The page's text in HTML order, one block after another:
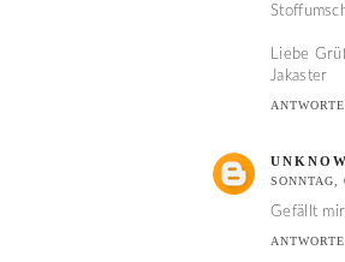
Liebe
Jakaster
SONNTAG,
Gefällt